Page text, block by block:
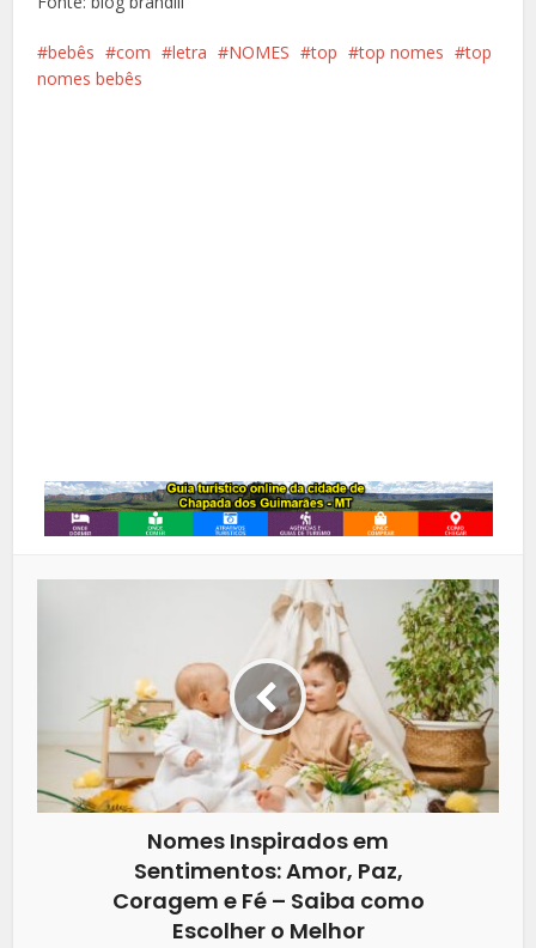
bebês com letra NOMES top top nomes
top
nomes bebês
Nomes Inspirados em
Sentimentos: Amor, Paz,
Coragem e Fé – Saiba como
Escolher o Melhor